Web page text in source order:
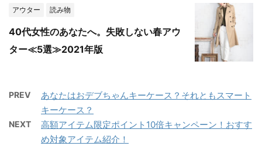
アウター 読み物
40代女性のあなたへ。失敗しない春アウ
ター≪5選≫2021年版
PREV
あなたはおデブちゃんキーケース？それともスマート
キーケース？
NEXT
高額アイテム限定ポイント10倍キャンペーン！おすす
め対象アイテム紹介！